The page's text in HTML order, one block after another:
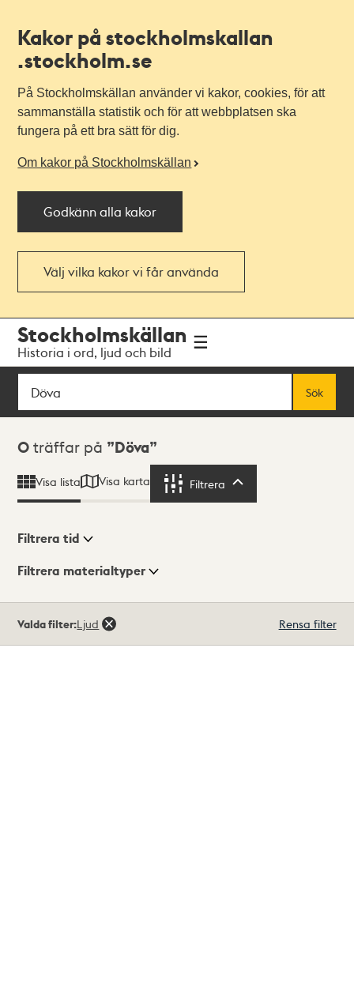
Kakor på stockholmskallan
.stockholm.se
På Stockholmskällan använder vi kakor, cookies, för att
sammanställa statistik och för att webbplatsen ska
fungera på ett bra sätt för dig.
Om kakor på Stockholmskällan
Godkänn alla kakor
Välj vilka kakor vi får använda
navigationen
huvudinnehållet
Stockholmskällan
Historia i ord, ljud och bild
Sök
Sök
Sökresultat
0 träffar på Döva
Visa lista Visa karta Filtrera
Visningsläge
Filtrera tid
Filtrera materialtyper
träffar
Valda filter:Ljud Rensa filter